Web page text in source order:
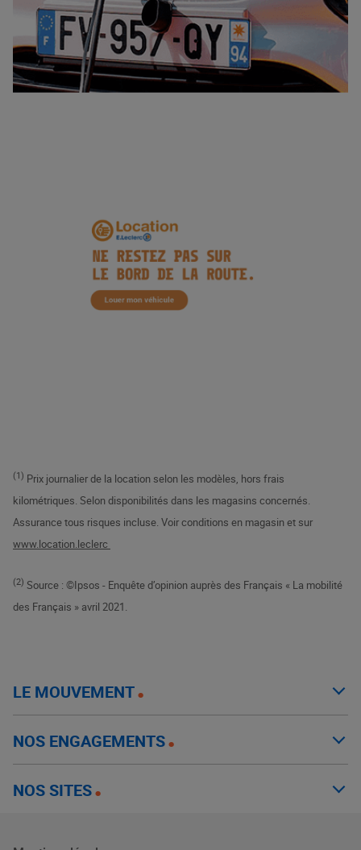
(1) Prix journalier de la location selon les modèles, hors frais
kilométriques. Selon disponibilités dans les magasins concernés.
Assurance tous risques incluse. Voir conditions en magasin et sur
www.location.leclerc
(2) Source : ©Ipsos - Enquête d’opinion auprès des Français « La mobilité
des Français » avril 2021.
LE MOUVEMENT
NOS ENGAGEMENTS
NOS SITES